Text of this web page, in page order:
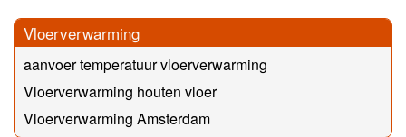
Vloerverwarming
aanvoer temperatuur vloerverwarming
Vloerverwarming houten vloer
Vloerverwarming Amsterdam